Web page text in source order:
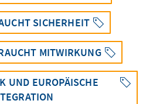
SICHERHEIT
MITWIRKUNG
UND EUROPÄISCHE